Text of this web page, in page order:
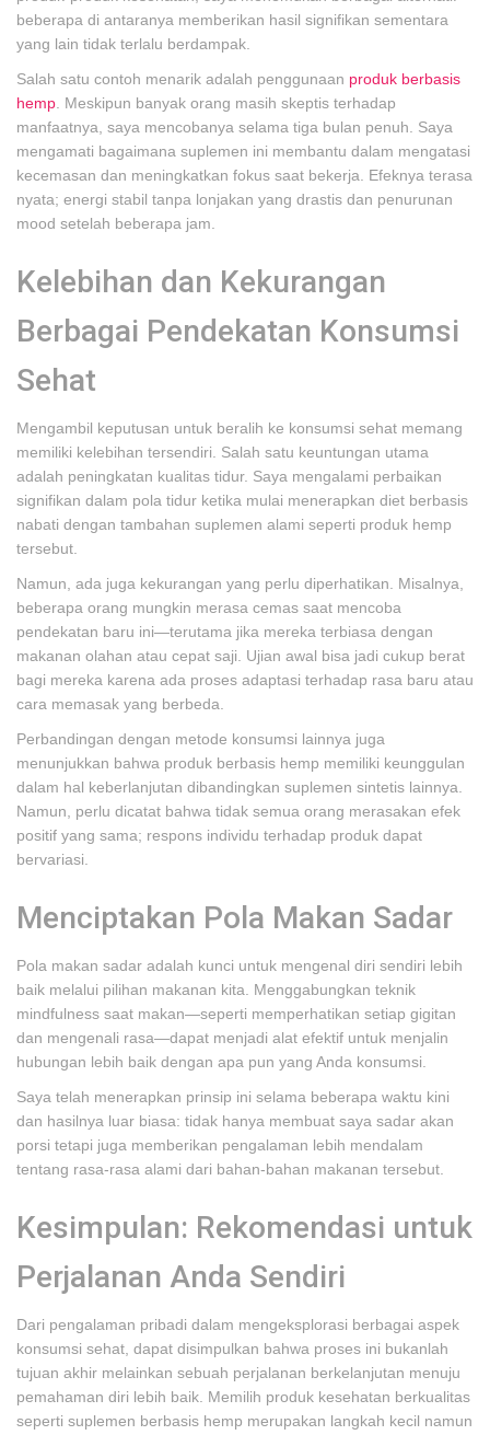
beberapa di antaranya memberikan hasil signifikan sementara
yang lain tidak terlalu berdampak.
Salah satu contoh menarik adalah penggunaan produk berbasis
hemp . Meskipun banyak orang masih skeptis terhadap
manfaatnya, saya mencobanya selama tiga bulan penuh. Saya
mengamati bagaimana suplemen ini membantu dalam mengatasi
kecemasan dan meningkatkan fokus saat bekerja. Efeknya terasa
nyata; energi stabil tanpa lonjakan yang drastis dan penurunan
mood setelah beberapa jam.
Kelebihan dan Kekurangan
Berbagai Pendekatan Konsumsi
Sehat
Mengambil keputusan untuk beralih ke konsumsi sehat memang
memiliki kelebihan tersendiri. Salah satu keuntungan utama
adalah peningkatan kualitas tidur. Saya mengalami perbaikan
signifikan dalam pola tidur ketika mulai menerapkan diet berbasis
nabati dengan tambahan suplemen alami seperti produk hemp
tersebut.
Namun, ada juga kekurangan yang perlu diperhatikan. Misalnya,
beberapa orang mungkin merasa cemas saat mencoba
pendekatan baru ini—terutama jika mereka terbiasa dengan
makanan olahan atau cepat saji. Ujian awal bisa jadi cukup berat
bagi mereka karena ada proses adaptasi terhadap rasa baru atau
cara memasak yang berbeda.
Perbandingan dengan metode konsumsi lainnya juga
menunjukkan bahwa produk berbasis hemp memiliki keunggulan
dalam hal keberlanjutan dibandingkan suplemen sintetis lainnya.
Namun, perlu dicatat bahwa tidak semua orang merasakan efek
positif yang sama; respons individu terhadap produk dapat
bervariasi.
Menciptakan Pola Makan Sadar
Pola makan sadar adalah kunci untuk mengenal diri sendiri lebih
baik melalui pilihan makanan kita. Menggabungkan teknik
mindfulness saat makan—seperti memperhatikan setiap gigitan
dan mengenali rasa—dapat menjadi alat efektif untuk menjalin
hubungan lebih baik dengan apa pun yang Anda konsumsi.
Saya telah menerapkan prinsip ini selama beberapa waktu kini
dan hasilnya luar biasa: tidak hanya membuat saya sadar akan
porsi tetapi juga memberikan pengalaman lebih mendalam
tentang rasa-rasa alami dari bahan-bahan makanan tersebut.
Kesimpulan: Rekomendasi untuk
Perjalanan Anda Sendiri
Dari pengalaman pribadi dalam mengeksplorasi berbagai aspek
konsumsi sehat, dapat disimpulkan bahwa proses ini bukanlah
tujuan akhir melainkan sebuah perjalanan berkelanjutan menuju
pemahaman diri lebih baik. Memilih produk kesehatan berkualitas
seperti suplemen berbasis hemp merupakan langkah kecil namun